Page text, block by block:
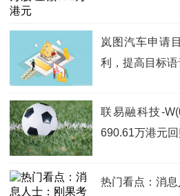
岚图汽车申请
利，提高目标
联易融科技-
690.61万港元
热门看点：消